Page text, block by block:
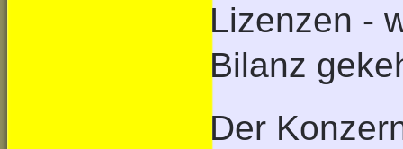
Lizenzen -
Bilanz
Der